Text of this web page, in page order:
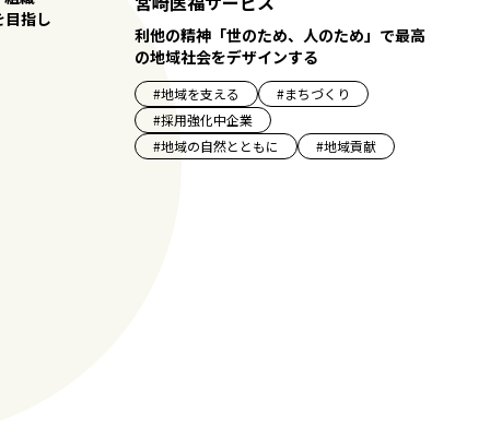
目指し
利他の精神「世のため、人のため」で最高
の地域社会をデザインする
#地域を支える #まちづくり
#採用強化中企業
#地域の自然とともに #地域貢献